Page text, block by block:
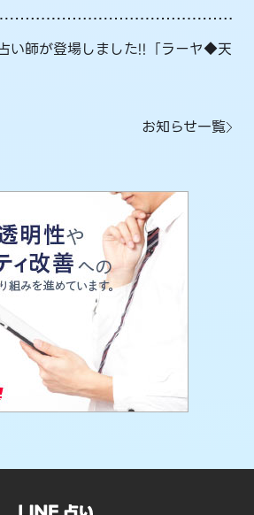
い師が登場しました!!「ラーヤ◆天
お知らせ一覧